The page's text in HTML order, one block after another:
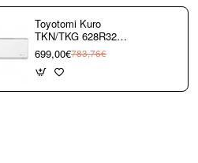
Toyotomi Kuro
TKN/TKG 628R32
9.000 btu/h
A+++/A+++ με WiFi
(3 άτοκες δόσεις)
699,00€783,76€